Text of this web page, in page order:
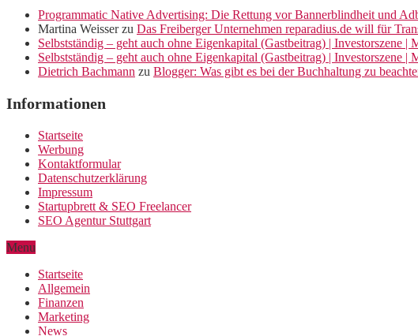
Programmatic Native Advertising: Die Rettung vor Bannerblindheit und
Martina Weisserzu Das Freiberger Unternehmen reparadius.de will für
Selbstständig – geht auch ohne Eigenkapital (Gastbeitrag) | Investorszene
Selbstständig – geht auch ohne Eigenkapital (Gastbeitrag) | Investorszene
Dietrich Bachmann zu Blogger: Was gibt es bei der Buchhaltung zu
Informationen
Startseite
Werbung
Kontaktformular
Datenschutzerklärung
Impressum
Startupbrett & SEO Freelancer
SEO Agentur Stuttgart
Menu
Startseite
Allgemein
Finanzen
Marketing
News